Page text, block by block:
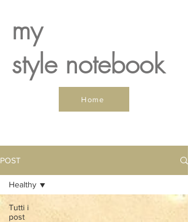
my
style notebook
Home
POST
Tutti i
post
Healthy